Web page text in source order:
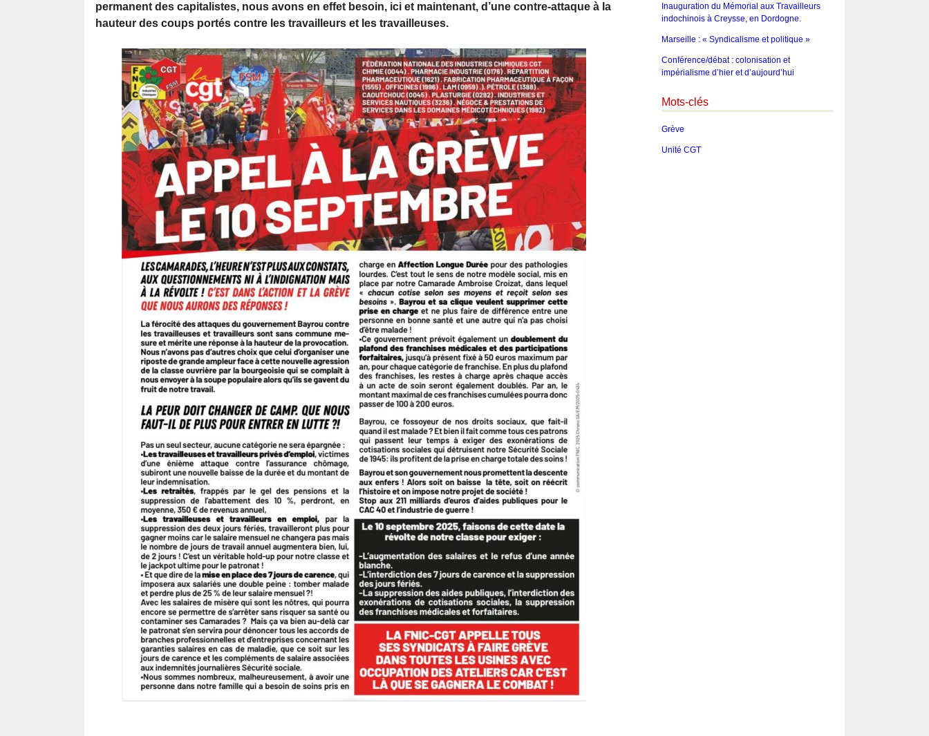
permanent des capitalistes, nous avons en effet besoin, ici et maintenant, d’une contre-attaque à la
hauteur des coups portés contre les travailleurs et les travailleuses.
Inauguration du Mémorial aux Travailleurs
indochinois à Creysse, en Dordogne.
Marseille : « Syndicalisme et politique »
Conférence/débat : colonisation et
impérialisme d’hier et d’aujourd’hui
Mots-clés
Grève
Unité CGT